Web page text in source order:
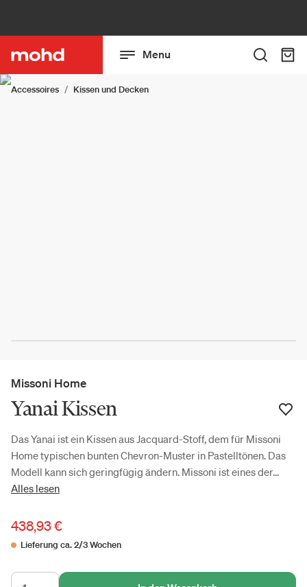
Menu
Accessoires Kissen und Decken
Missoni Home
Yanai Kissen
Das Yanai ist ein Kissen aus Jacquard-Stoff, dem für Missoni
Home typischen bunten Chevron-Muster in Pastelltönen. Das
Modell kann sich geringfügig ändern. Missoni ist eines der...
Alles lesen
438,93 €
Lieferung ca. 2/3 Wochen